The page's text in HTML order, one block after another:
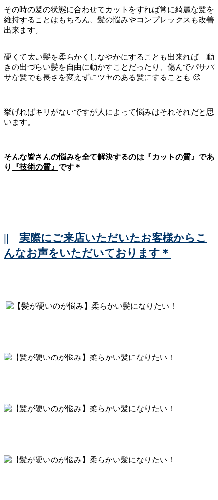
その時の髪の状態に合わせてカットをすれば常に綺麗な髪を
維持することはもちろん、髪の悩みやコンプレックスも改善
出来ます。
硬くて太い髪を柔らかくしなやかにすることも出来れば、動
きの出づらい髪を自由に動かすことだったり、傷んでパサパ
サな髪でも長さを変えずにツヤのある髪にすることも 😉
挙げればキリがないですが人によって悩みはそれそれだと思
います。
そんな皆さんの悩みを全て解決するのは 『カットの質』 であ
り
『技術の質』 です＊
|| 実際にご来店いただいたお客様からこ
んなお声をいただいております＊